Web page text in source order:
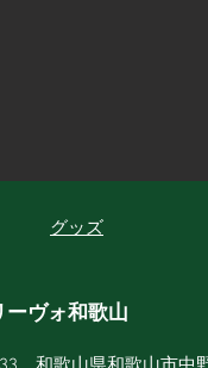
グッズ
ーヴォ和歌山